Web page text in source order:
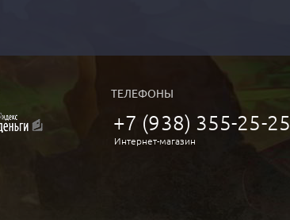
ТЕЛЕФОНЫ
+7 (938) 355-25-25
Интернет-магазин